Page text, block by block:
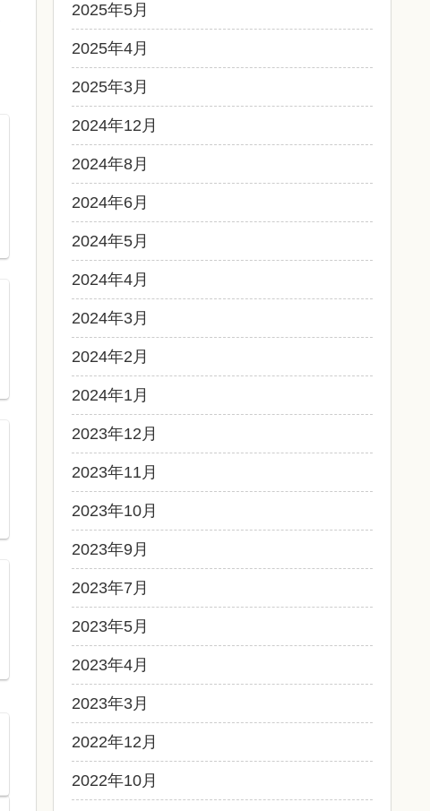
2025年5月
2025年4月
2025年3月
2024年12月
2024年8月
2024年6月
2024年5月
2024年4月
2024年3月
2024年2月
2024年1月
2023年12月
2023年11月
2023年10月
2023年9月
2023年7月
2023年5月
2023年4月
2023年3月
2022年12月
2022年10月